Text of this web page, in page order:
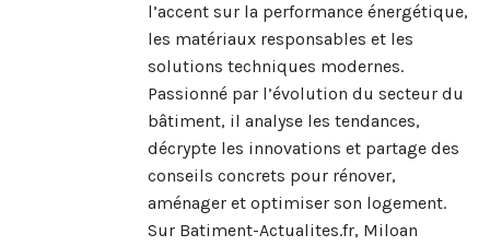
l’accent sur la performance énergétique,
les matériaux responsables et les
solutions techniques modernes.
Passionné par l’évolution du secteur du
bâtiment, il analyse les tendances,
décrypte les innovations et partage des
conseils concrets pour rénover,
aménager et optimiser son logement.
Sur Batiment-Actualites.fr, Miloan